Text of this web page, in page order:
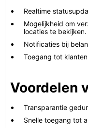
Realtime
Mogelijkheid om
locaties te bekijken.
Notificaties bij
Toegang tot
Voordelen
Transparantie
Snelle toegang tot